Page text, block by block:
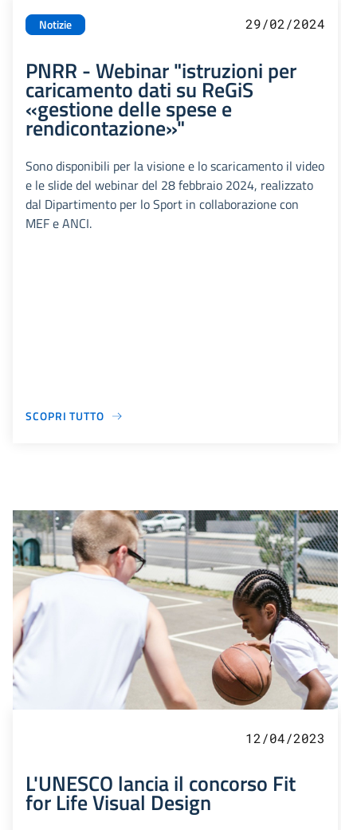
Notizie 29/02/2024
PNRR - Webinar "istruzioni per
caricamento dati su ReGiS
«gestione delle spese e
rendicontazione»"
Sono disponibili per la visione e lo scaricamento il video
e le slide del webinar del 28 febbraio 2024, realizzato
dal Dipartimento per lo Sport in collaborazione con
MEF e ANCI.
SCOPRI TUTTO
12/04/2023
L'UNESCO lancia il concorso Fit
for Life Visual Design